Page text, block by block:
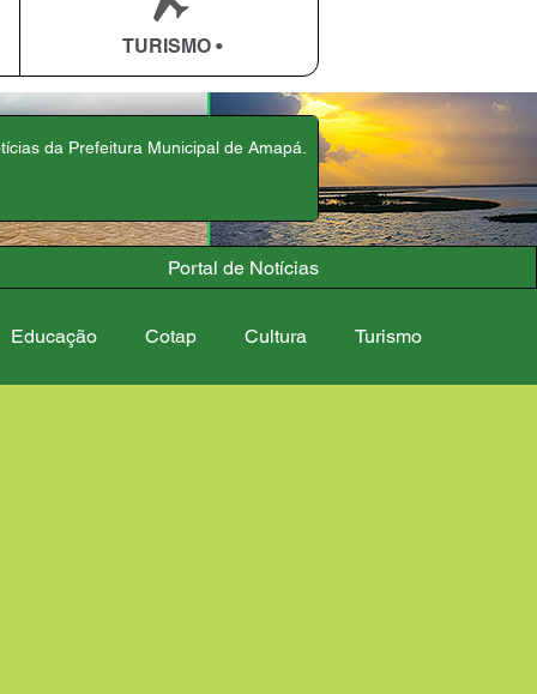
TURISMO •
da Prefeitura Municipal de Amapá.
Portal de Notícias
Educação Cotap Cultura Turismo